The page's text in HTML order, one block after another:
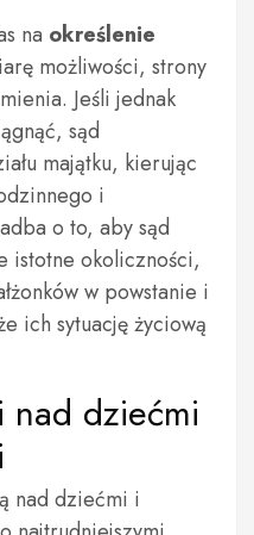
na określenie
możliwości, strony
Jeśli jednak
sąd
majątku, kierując
i
o to, aby sąd
istotne okoliczności,
w powstanie i
ich sytuację życiową
nad dziećmi
nad dziećmi i